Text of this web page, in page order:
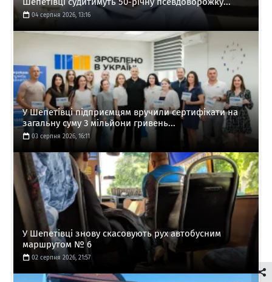
04 серпня 2026, 13:16
У Шепетівці підприємцям вручили сертифікати на
загальну суму 3 мільйони гривень...
03 серпня 2026, 16:11
У Шепетівці знову скасовують рух автобусним
маршрутом № 6
02 серпня 2026, 21:57